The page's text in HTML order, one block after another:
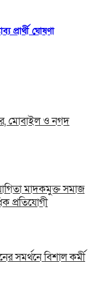
প্রার্থী ঘোষণা
মোবাইল ও নগদ
মাদকমুক্ত সমাজ
প্রতিযোগী
সমর্থনে বিশাল কর্মী